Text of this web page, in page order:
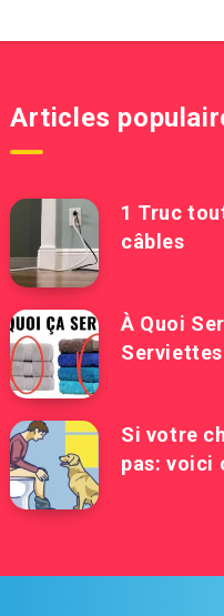
Articles
1 Truc
câbles
À Quoi
Si votre
pas: voici